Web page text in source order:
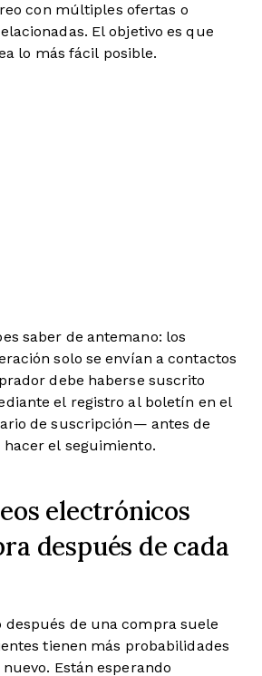
con múltiples ofertas o
El objetivo es que
lo más fácil posible.
saber de antemano: los
solo se envían a contactos
debe haberse suscrito
el registro al boletín en el
de suscripción— antes de
hacer el seguimiento.
electrónicos
después de cada
de una compra suele
tienen más probabilidades
Están esperando